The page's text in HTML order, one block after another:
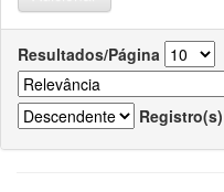
Resultados/Página
Registro(s)